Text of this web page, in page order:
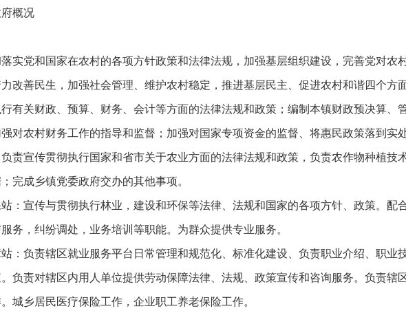
概况
实党和国家在农村的各项方针政策和法律法规，加强基层组织建设，完善党对农
改善民生，加强社会管理、维护农村稳定，推进基层民主、促进农村和谐四个方面
有关财政、预算、财务、会计等方面的法律法规和政策；编制本镇财政预决算、
对农村财务工作的指导和监督；加强对国家专项资金的监督、将惠民政策落到实
责宣传贯彻执行国家和省市关于农业方面的法律法规和政策，负责农作物种植技
完成乡镇党委政府交办的其他事项。
：宣传与贯彻执行林业，建设和环保等法律、法规和国家的各项方针、政策。配
务，纠纷调处，业务培训等职能。为群众提供专业服务。
：负责辖区就业服务平台日常管理和规范化、标准化建设、负责职业介绍、职
负责对辖区内用人单位提供劳动保障法律、法规、政策宣传和咨询服务。负责辖
城乡居民医疗保险工作，企业职工养老保险工作。